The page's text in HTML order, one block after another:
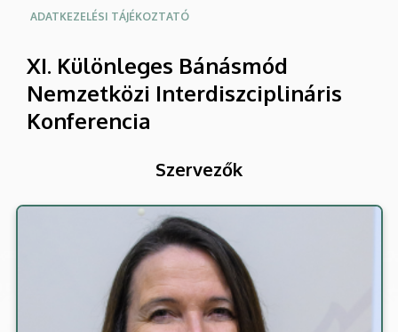
ADATKEZELÉSI TÁJÉKOZTATÓ
XI. Különleges Bánásmód
Nemzetközi Interdiszciplináris
Konferencia
Szervezők